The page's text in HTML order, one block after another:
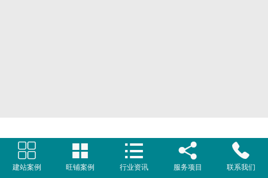

建站案例

旺铺案例

行业资讯

服务项目

联系我们